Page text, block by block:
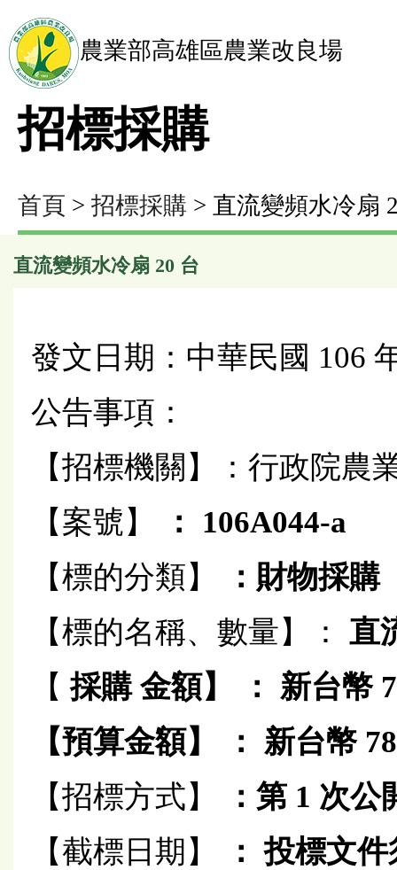
農業部高雄區農業改良場
招標採購
首頁 > 招標採購 > 直流變頻水冷扇
直流變頻水冷扇 20 台
發文日期：中華民國 106
公告事項：
【招標機關】：行政院農
【案號】
： 106A044-a
【標的分類】
：財物採購
【標的名稱、數量】： 直
【採購 金額】
： 新台幣
【預算金額】
： 新台幣
【招標方式】
：第 1 次
【截標日期】
：投標文件